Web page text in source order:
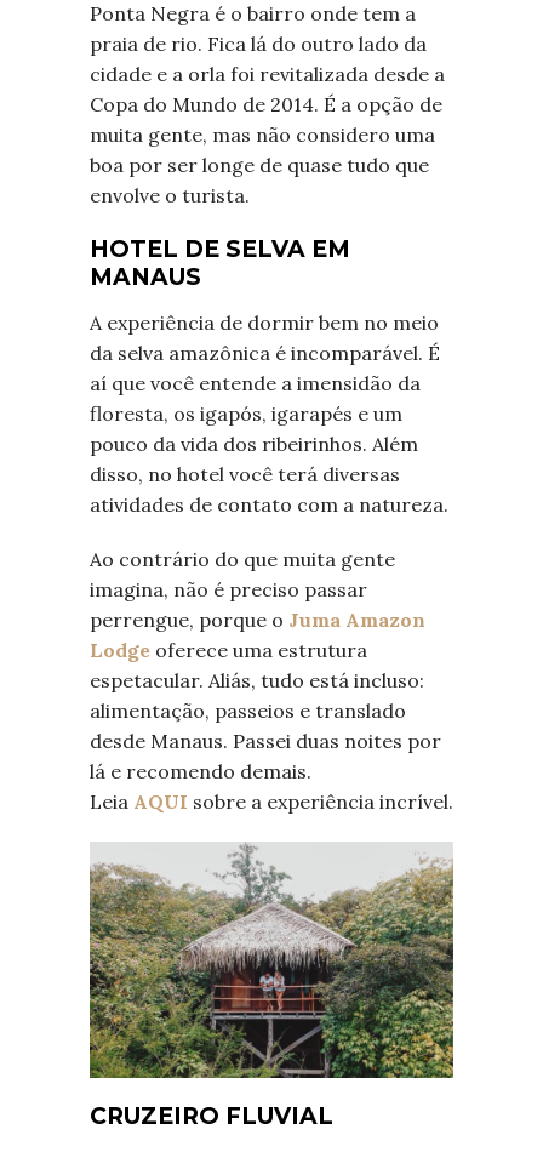
Ponta Negra é o bairro onde tem a
praia de rio. Fica lá do outro lado da
cidade e a orla foi revitalizada desde a
Copa do Mundo de 2014. É a opção de
muita gente, mas não considero uma
boa por ser longe de quase tudo que
envolve o turista.
HOTEL DE SELVA EM
MANAUS
A experiência de dormir bem no meio
da selva amazônica é incomparável. É
aí que você entende a imensidão da
floresta, os igapós, igarapés e um
pouco da vida dos ribeirinhos. Além
disso, no hotel você terá diversas
atividades de contato com a natureza.
Ao contrário do que muita gente
imagina, não é preciso passar
perrengue, porque o Juma Amazon
Lodge oferece uma estrutura
espetacular. Aliás, tudo está incluso:
alimentação, passeios e translado
desde Manaus. Passei duas noites por
lá e recomendo demais.
Leia AQUI sobre a experiência incrível.
CRUZEIRO FLUVIAL